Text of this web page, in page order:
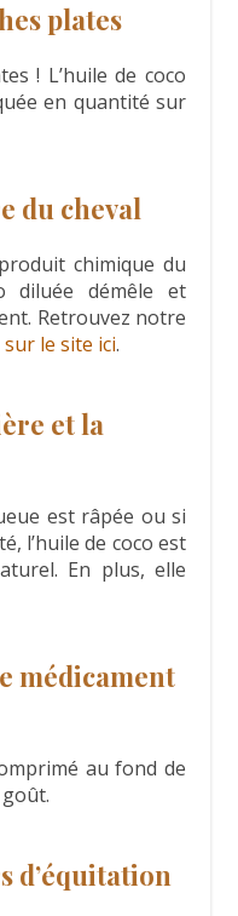
plates
! L’huile de coco
en quantité sur
du cheval
chimique du
diluée démêle et
Retrouvez notre
sur le site ici.
et la
est râpée ou si
l’huile de coco est
En plus, elle
médicament
au fond de
d’équitation